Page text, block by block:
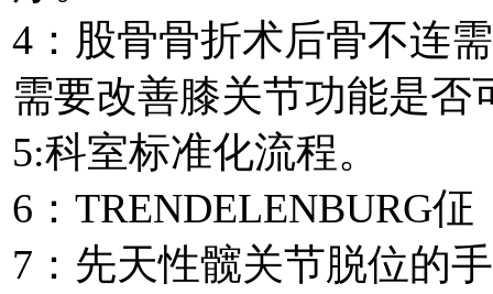
4：股骨骨折术后骨不连
需要改善膝关节功能是否
5:科室标准化流程。
6：TRENDELENBURG佂
7：先天性髋关节脱位的